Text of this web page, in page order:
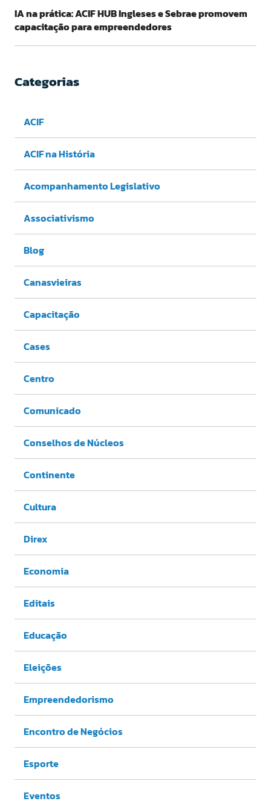
IA na prática: ACIF HUB Ingleses e Sebrae promovem
capacitação para empreendedores
Categorias
ACIF
ACIF na História
Acompanhamento Legislativo
Associativismo
Blog
Canasvieiras
Capacitação
Cases
Centro
Comunicado
Conselhos de Núcleos
Continente
Cultura
Direx
Economia
Editais
Educação
Eleições
Empreendedorismo
Encontro de Negócios
Esporte
Eventos